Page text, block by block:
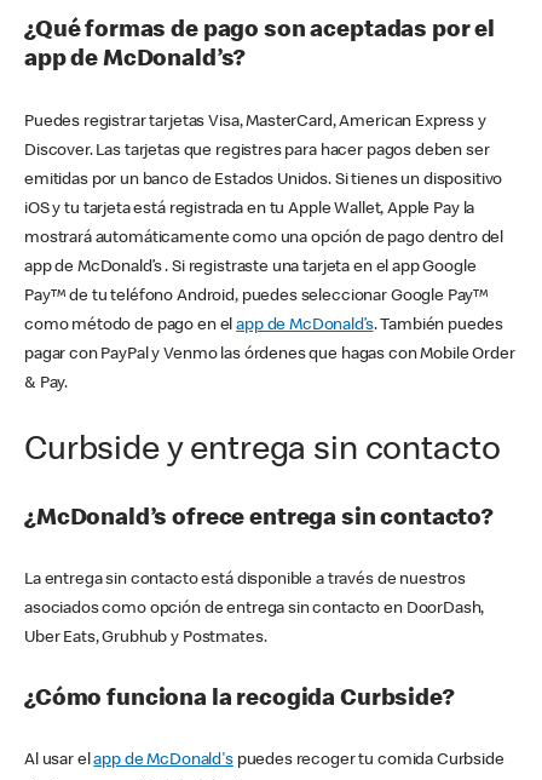
¿Qué formas de pago son aceptadas por el
app de McDonald’s?
Puedes registrar tarjetas Visa, MasterCard, American Express y
Discover. Las tarjetas que registres para hacer pagos deben ser
emitidas por un banco de Estados Unidos. Si tienes un dispositivo
iOS y tu tarjeta está registrada en tu Apple Wallet, Apple Pay la
mostrará automáticamente como una opción de pago dentro del
app de McDonald’s . Si registraste una tarjeta en el app Google
Pay™ de tu teléfono Android, puedes seleccionar Google Pay™
como método de pago en elapp de McDonald’s. También puedes
pagar con PayPal y Venmo las órdenes que hagas con Mobile Order
& Pay.
Curbside y entrega sin contacto
¿McDonald’s ofrece entrega sin contacto?
La entrega sin contacto está disponible a través de nuestros
asociados como opción de entrega sin contacto en DoorDash,
Uber Eats, Grubhub y Postmates.
¿Cómo funciona la recogida Curbside?
Al usar elapp de McDonald'spuedes recoger tu comida Curbside